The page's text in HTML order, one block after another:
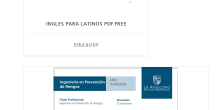
INGLES PARA LATINOS PDF FREE
Educación